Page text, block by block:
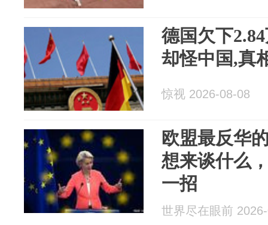
德国欠下
却怪中国,真
惊视 2026-08-08
欧盟最反华
想来谈什么
一招
世界尽在眼前